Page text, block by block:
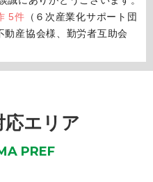
5件 （６次産業化サポート団
動産協会様、勤労者互助会
応エリア
PREF